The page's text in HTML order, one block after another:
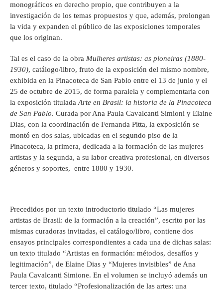
monográficos en derecho propio, que contribuyen a la
investigación de los temas propuestos y que, además, prolongan
la vida y expanden el público de las exposiciones temporales
que los originan.
Tal es el caso de la obra Mulheres artistas: as pioneiras (1880-
1930), catálogo/libro, fruto de la exposición del mismo nombre,
exhibida en la Pinacoteca de San Pablo entre el 13 de junio y el
25 de octubre de 2015, de forma paralela y complementaria con
la exposición titulada Arte en Brasil: la historia de la Pinacoteca
de San Pablo. Curada por Ana Paula Cavalcanti Simioni y Elaine
Dias, con la coordinación de Fernanda Pitta, la exposición se
montó en dos salas, ubicadas en el segundo piso de la
Pinacoteca, la primera, dedicada a la formación de las mujeres
artistas y la segunda, a su labor creativa profesional, en diversos
géneros y soportes, entre 1880 y 1930.
Precedidos por un texto introductorio titulado “Las mujeres
artistas de Brasil: de la formación a la creación”, escrito por las
mismas curadoras invitadas, el catálogo/libro, contiene dos
ensayos principales correspondientes a cada una de dichas salas:
un texto titulado “Artistas en formación: métodos, desafíos y
legitimación”, de Elaine Dias y “Mujeres invisibles” de Ana
Paula Cavalcanti Simione. En el volumen se incluyó además un
tercer texto, titulado “Profesionalización de las artes: una